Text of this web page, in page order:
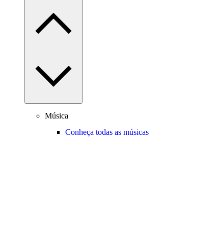
Música
Conheça todas as músicas